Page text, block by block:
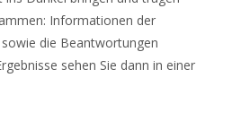
Informationen der
die Beantwortungen
sehen Sie dann in einer